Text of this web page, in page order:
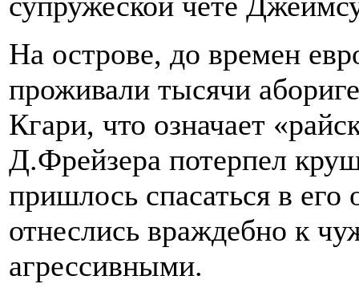
На острове, до времен
проживали тысячи
Кгари, что означает
Д.Фрейзера потерпел
пришлось спасаться в
отнеслись враждебно к
агрессивными.